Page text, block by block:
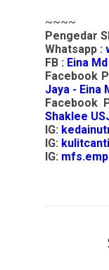
~~~~
Pengedar
Whatsapp :
FB : Eina
Facebook
Jaya - Eina
Facebook
Shaklee
IG:
IG:
IG: